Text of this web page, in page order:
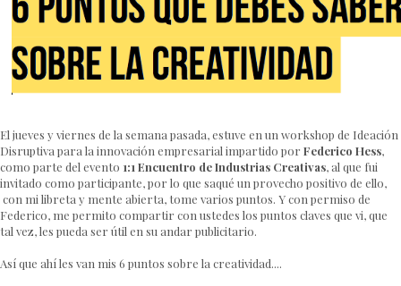
El jueves y viernes de la semana pasada, estuve en un workshop de Ideación
Disruptiva para la innovación empresarial impartido por Federico Hess,
como parte del evento 1:1 Encuentro de Industrias Creativas, al que fui
invitado como participante, por lo que saqué un provecho positivo de ello,
con mi libreta y mente abierta, tome varios puntos. Y con permiso de
Federico, me permito compartir con ustedes los puntos claves que vi, que
tal vez, les pueda ser útil en su andar publicitario.
Así que ahí les van mis 6 puntos sobre la creatividad....